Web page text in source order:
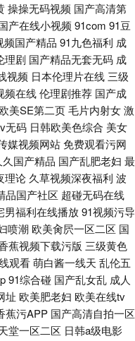
操操无码视频 国产高清第
产在线小视频 91com 91豆
频国产精品 91九色福利 成
理剧 国产精品无套无码 成
视频 日本伦理片在线 三级
频在线伦理剧推荐 国产成
欧美SE第二页毛片内射女激
无码 日韩欧美色综合 美女
媒视频网站免费观看污网
国产精品 国产乱肥老妇 最
理论 久草视频深夜福利 波
品国产社区 超碰无码在线
男福利在线播放91视频污导
喷潮 欧美肏屄一区二区 国
蕉视频下载污版 三级黄色
观看萌白酱一线天 乱伦五
91综合碰 国产乱女乱 成人
址 欧美肥老妇 欧美在线tv
蕉污APP 国产高清自拍一区
堂一区二区 日韩a级电影